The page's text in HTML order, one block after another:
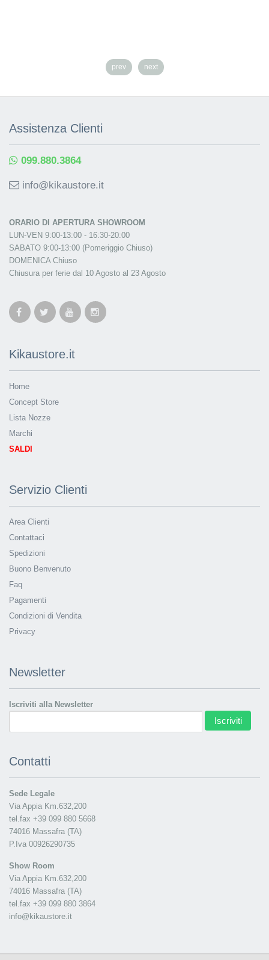
prev next
Assistenza Clienti
099.880.3864
info@kikaustore.it
ORARIO DI APERTURA SHOWROOM
LUN-VEN 9:00-13:00 - 16:30-20:00
SABATO 9:00-13:00 (Pomeriggio Chiuso)
DOMENICA Chiuso
Chiusura per ferie dal 10 Agosto al 23 Agosto
Kikaustore.it
Home
Concept Store
Lista Nozze
Marchi
SALDI
Servizio Clienti
Area Clienti
Contattaci
Spedizioni
Buono Benvenuto
Faq
Pagamenti
Condizioni di Vendita
Privacy
Newsletter
Iscriviti alla Newsletter
Iscriviti
Contatti
Sede Legale
Via Appia Km.632,200
tel.fax +39 099 880 5668
74016 Massafra (TA)
P.Iva 00926290735
Show Room
Via Appia Km.632,200
74016 Massafra (TA)
tel.fax +39 099 880 3864
info@kikaustore.it